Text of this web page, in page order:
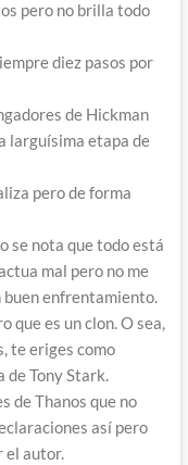
pero no brilla todo
diez pasos por
de Hickman
larguísima etapa de
pero de forma
se nota que todo está
mal pero no me
buen enfrentamiento.
que es un clon. O sea,
te eriges como
de Tony Stark.
de Thanos que no
así pero
el autor.